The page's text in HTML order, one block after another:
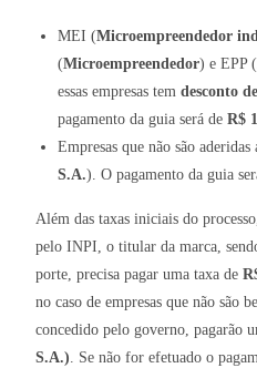
MEI (Microempreendedor
(Microempreendedor) e EPP (
essas empresas temdesconto
pagamento da guia será deR$
Empresas que não são
S.A.). O pagamento da guia
Além das taxas iniciais do
pelo INPI, o titular da marca,
porte, precisa pagar uma taxa de
no caso de empresas que não são
concedido pelo governo, pagarão
S.A.). Se não for efetuado o